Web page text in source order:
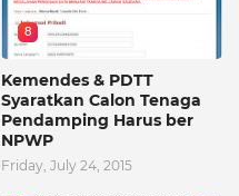
8
Kemendes & PDTT
Syaratkan Calon Tenaga
Pendamping Harus ber
NPWP
Friday, July 24, 2015